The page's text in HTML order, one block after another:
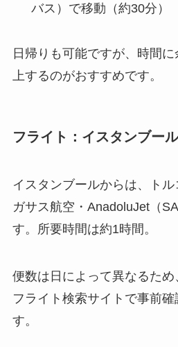
バス）で移動（約30分）
日帰りも可能ですが、時間
上するのがおすすめです。
フライト：イスタンブー
イスタンブールからは、ト
ガサス航空・AnadoluJet（
す。所要時間は約1時間。
便数は日によって異なるた
フライト検索サイトで事前確
す。